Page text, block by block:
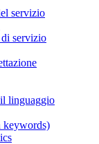
servizio
di servizio
linguaggio
keywords)